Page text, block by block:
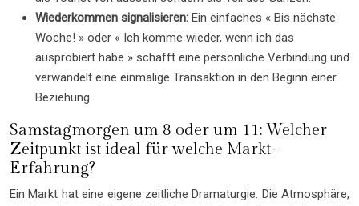
Wiederkommen signalisieren: Ein einfaches « Bis nächste
Woche! » oder « Ich komme wieder, wenn ich das
ausprobiert habe » schafft eine persönliche Verbindung und
verwandelt eine einmalige Transaktion in den Beginn einer
Beziehung.
Samstagmorgen um 8 oder um 11: Welcher
Zeitpunkt ist ideal für welche Markt-
Erfahrung?
Ein Markt hat eine eigene zeitliche Dramaturgie. Die Atmosphäre,